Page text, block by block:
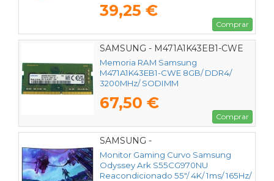
39,25 €
Comprar
SAMSUNG - M471A1K43EB1-CWE
Memoria RAM Samsung
M471A1K43EB1-CWE 8GB/ DDR4/
3200MHz/ SODIMM
67,50 €
Comprar
SAMSUNG -
Monitor Gaming Curvo Samsung
Odyssey Ark S55CG970NU
Reacondicionado 55"/ 4K/ 1ms/ 165Hz/